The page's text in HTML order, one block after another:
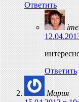
Ответить
Ответить
Мария